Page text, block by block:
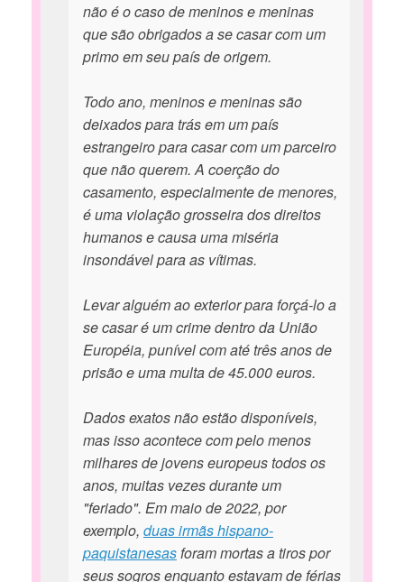
não é o caso de meninos e meninas
que são obrigados a se casar com um
primo em seu país de origem.
Todo ano, meninos e meninas são
deixados para trás em um país
estrangeiro para casar com um parceiro
que não querem. A coerção do
casamento, especialmente de menores,
é uma violação grosseira dos direitos
humanos e causa uma miséria
insondável para as vítimas.
Levar alguém ao exterior para forçá-lo a
se casar é um crime dentro da União
Européia, punível com até três anos de
prisão e uma multa de 45.000 euros.
Dados exatos não estão disponíveis,
mas isso acontece com pelo menos
milhares de jovens europeus todos os
anos, muitas vezes durante um
"feriado". Em maio de 2022, por
exemplo, duas irmãs hispano-
paquistanesasforam mortas a tiros por
seus sogros enquanto estavam de férias